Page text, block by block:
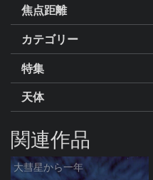
焦点距離
カテゴリー
特集
天体
関連作品
大彗星から一年